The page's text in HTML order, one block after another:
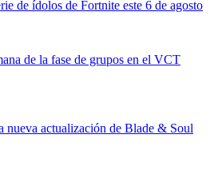
de ídolos de Fortnite este 6 de agosto
de la fase de grupos en el VCT
nueva actualización de Blade & Soul